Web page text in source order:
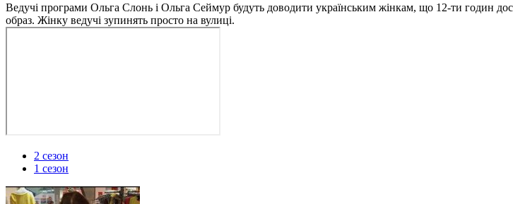
Ведучі програми Ольга Слонь і Ольга Сеймур будуть доводити українським жінкам, що 12-ти годин
образ. Жінку ведучі зупинять просто на вулиці.
2 сезон
1 сезон